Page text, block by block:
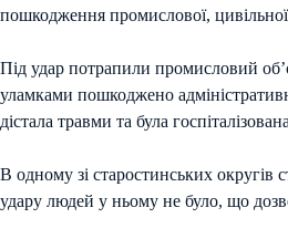
пошкодження промислової,
Під удар потрапили промисловий
уламками пошкоджено
дістала травми та була
В одному зі старостинських
удару людей у ньому не було, що